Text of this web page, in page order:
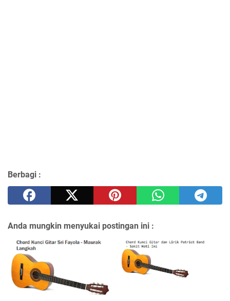
Berbagi :
Anda mungkin menyukai postingan ini :